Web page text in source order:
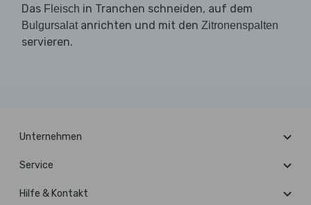
Das Fleisch in Tranchen schneiden, auf dem
Bulgursalatanrichten und mit den Zitronenspalten
servieren.
Unternehmen
Service
Hilfe & Kontakt